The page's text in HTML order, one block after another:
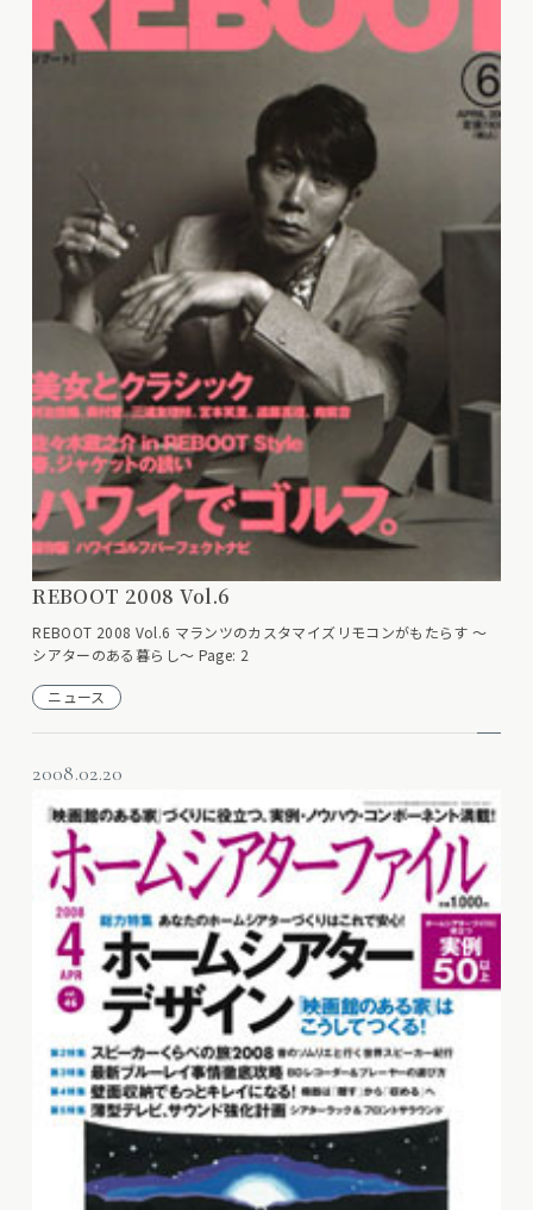
REBOOT 2008 Vol.6
REBOOT 2008 Vol.6 マランツのカスタマイズリモコンがもたらす ～
シアターのある暮らし～ Page: 2
ニュース
2008.02.20